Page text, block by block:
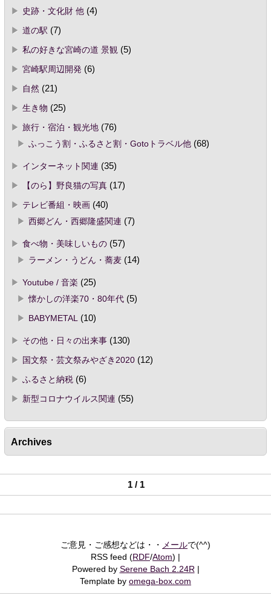
史跡・文化財 他(4)
道の駅 (7)
私の好きな宮崎の道 景観 (5)
宮崎駅周辺開発(6)
自然 (21)
生き物 (25)
旅行・宿泊・観光地(76)
ふっこう割・ふるさと割・Gotoトラベル他(68)
インターネット関連 (35)
【のら】野良猫の写真(17)
テレビ番組・映画(40)
西郷どん・西郷隆盛関連 (7)
食べ物・美味しいもの(57)
ラーメン・うどん・蕎麦(14)
Youtube / 音楽 (25)
懐かしの洋楽70・80年代(5)
BABYMETAL
(10)
その他・日々の出来事(130)
国文祭・芸文祭みやざき2020(12)
ふるさと納税(6)
新型コロナウイルス関連 (55)
Archives
1 / 1
ご意見・ご感想などは・・ メールで(^^)
RSS feed (RDF/Atom)
Powered by Serene Bach 2.24R
Template by omega-box.com